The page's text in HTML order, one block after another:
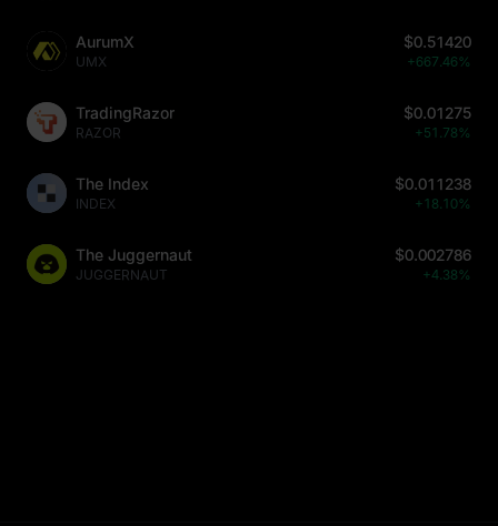
AurumX
UMX
$0.51420
+667.46%
TradingRazor
RAZOR
$0.01275
+51.78%
The Index
INDEX
$0.011238
+18.10%
The Juggernaut
JUGGERNAUT
$0.002786
+4.38%